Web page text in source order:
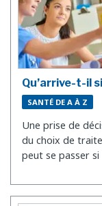
Qu’arrive-t-il
SANTÉ DE A À Z
Une prise de
du choix de
peut se passer si